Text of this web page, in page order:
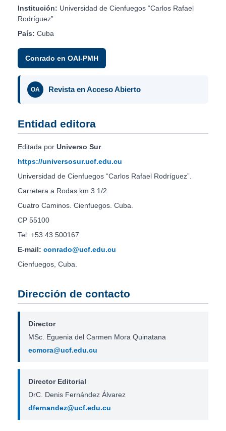
Institución: Universidad de Cienfuegos “Carlos Rafael
Rodríguez”
País: Cuba
Conrado en OAI-PMH
OA Revista en Acceso Abierto
Entidad editora
Editada por Universo Sur.
https://universosur.ucf.edu.cu
Universidad de Cienfuegos “Carlos Rafael Rodríguez”.
Carretera a Rodas km 3 1/2.
Cuatro Caminos. Cienfuegos. Cuba.
CP 55100
Tel: +53 43 500167
E-mail: conrado@ucf.edu.cu
Cienfuegos, Cuba.
Dirección de contacto
Director
MSc. Eguenia del Carmen Mora Quinatana
ecmora@ucf.edu.cu
Director Editorial
DrC. Denis Fernández Álvarez
dfernandez@ucf.edu.cu